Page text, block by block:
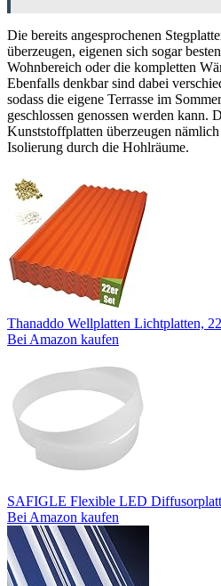
Die bereits angesprochenen
überzeugen, eigenen sich sogar
Wohnbereich oder die kompletten
Ebenfalls denkbar sind dabei
sodass die eigene Terrasse im
geschlossen genossen werden kann.
Kunststoffplatten überzeugen
Isolierung durch die Hohlräume.
Thanaddo Wellplatten Lichtplatten,
Bei Amazon kaufen
SAFIGLE Flexible LED
Bei Amazon kaufen